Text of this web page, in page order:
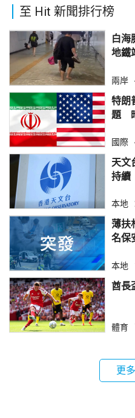
至 Hit 新聞排行榜
白海
地鐵
兩岸
特朗
題
國際
天文
持續
本地
薄扶
名保
本地
酋長
體育
更